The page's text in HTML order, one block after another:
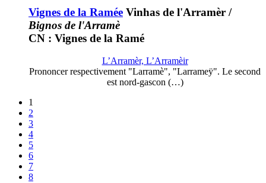
Vignes de la Ramée Vinhas de l'Arramèr /
Bignos de l'Arramè
CN : Vignes de la Ramé
L’Arramèr, L’Arramèir
Prononcer respectivement "Larramè", "Larrameÿ". Le second
est nord-gascon (…)
1
2
3
4
5
6
7
8